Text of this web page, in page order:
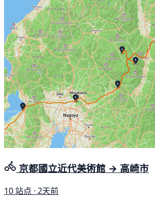
京都國立近代美術館 → 高崎市
10 站点 · 2天前